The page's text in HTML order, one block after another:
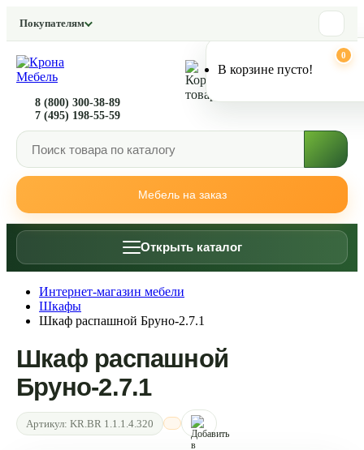
Покупателям
Мебель на заказ
8 (800) 300-38-89
7 (495) 198-55-59
0
В корзине пусто!
Открыть каталог
Интернет-магазин мебели
Шкафы
Шкаф распашной Бруно-2.7.1
Шкаф распашной
Бруно-2.7.1
Артикул: KR.BR 1.1.1.4.320